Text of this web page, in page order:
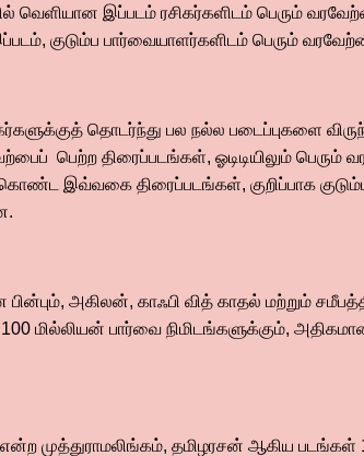
வெளியான இப்படம் ரசிகர்களிடம் பெரும்
குடும்ப பார்வையாளர்களிடம் பெரும்
தொடர்ந்து பல நல்ல படைப்புகளை
பெற்ற திரைப்படங்கள், ஓடிடியிலும் பெரும்
இவ்வகை திரைப்படங்கள், குறிப்பாக
அகிலன், காஃபி வித் காதல் மற்றும்
மில்லியன் பார்வை நிமிடங்களுக்கும்,
முத்துராமலிங்கம், தமிழரசன் ஆகிய படங்கள்